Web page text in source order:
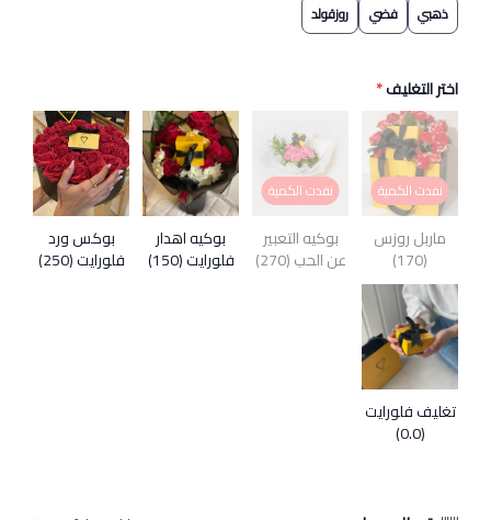
ذهبي فضي روزقولد
اختر التغليف*
نفدت الكمية
ماربل روزس
(170)
نفدت الكمية
بوكيه التعبير
عن الحب (270)
بوكيه اهدار
فلورايت (150)
بوكس ورد
فلورايت (250)
تغليف فلورايت
(0.0)